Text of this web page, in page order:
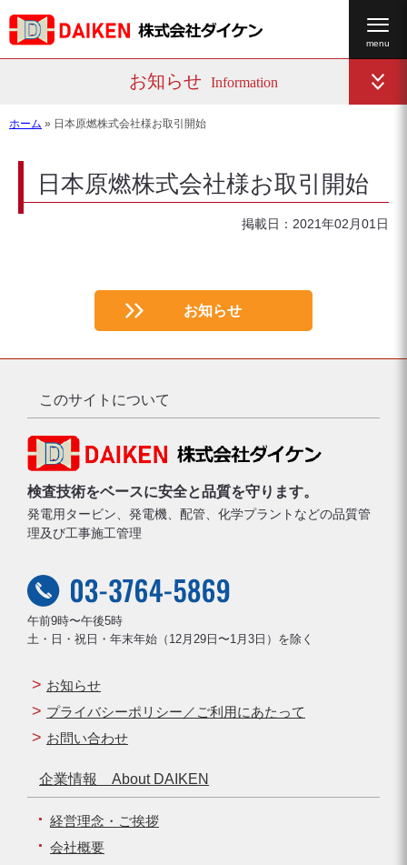
お知らせ Information
ホーム » 日本原燃株式会社様お取引開始
日本原燃株式会社様お取引開始
掲載日：2021年02月01日
お知らせ
このサイトについて
検査技術をベースに安全と品質を守ります。
発電用タービン、発電機、配管、化学プラントなどの品質管
理及び工事施工管理
午前9時〜午後5時
土・日・祝日・年末年始（12月29日〜1月3日）を除く
お知らせ
プライバシーポリシー／ご利用にあたって
お問い合わせ
企業情報 About DAIKEN
経営理念・ご挨拶
会社概要